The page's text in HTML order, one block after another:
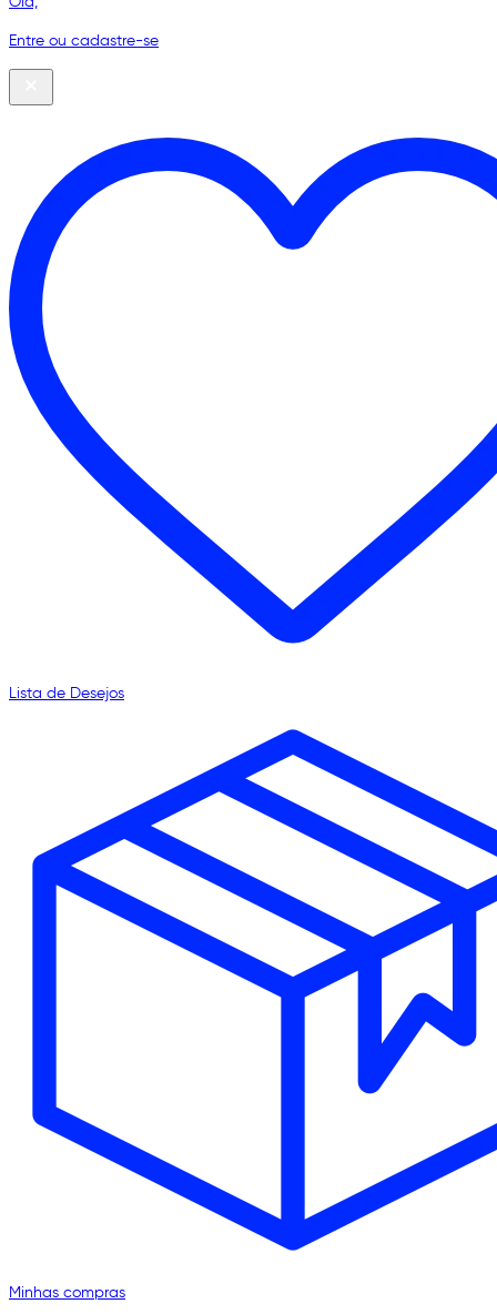
Entre ou cadastre-se
Lista de Desejos
Minhas compras